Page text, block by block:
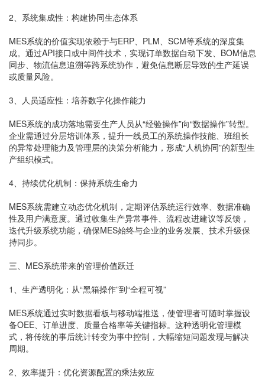
2、系统集成性：构建协同生态体系
MES系统的价值实现依赖于与ERP、PLM、SCM等系统的深度集
成。通过API接口或中间件技术，实现订单数据自动下发、BOM信息
同步、物流信息追溯等跨系统协作，避免信息断层导致的生产延误
或质量风险。
3、人员适应性：培养数字化操作能力
MES系统的成功落地需要生产人员从“经验操作”向“数据操作”转型。
企业需通过分层培训体系，提升一线员工的系统操作技能、班组长
的异常处理能力及管理层的决策分析能力，形成“人机协同”的新型生
产组织模式。
4、持续优化机制：保持系统生命力
MES系统需建立动态优化机制，定期评估系统运行效率、数据准确
性及用户满意度。通过收集生产异常事件、流程改进建议等反馈，
迭代升级系统功能，确保MES始终与企业的业务发展、技术升级保
持同步。
三、MES系统带来的管理价值跃迁
1、生产透明化：从“黑箱操作”到“全程可视”
MES系统通过实时数据看板与移动端推送，使管理者可随时掌握设
备OEE、订单进度、质量合格率等关键指标。这种透明化管理模
式，将传统的事后统计转变为事中控制，大幅缩短问题发现与解决
周期。
2、效率提升：优化资源配置的乘法效应